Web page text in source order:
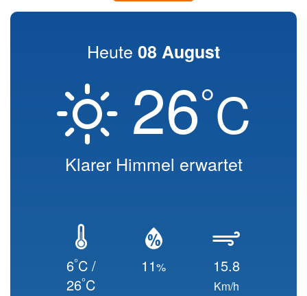
Heute 08 August
26°C
Klarer Himmel erwartet
6°C /
26°C
11% 15.8
Km/h